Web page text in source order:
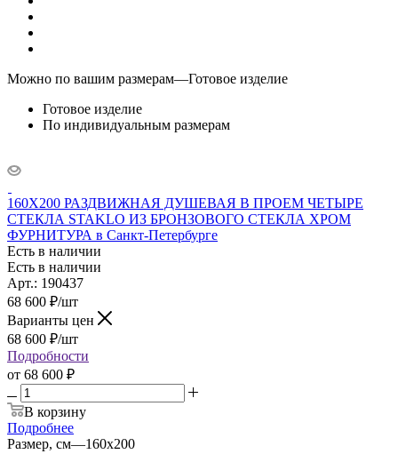
Можно по вашим размерам—Готовое изделие
Готовое изделие
По индивидуальным размерам
160X200 РАЗДВИЖНАЯ ДУШЕВАЯ В ПРОЕМ ЧЕТЫРЕ
СТЕКЛА STAKLO ИЗ БРОНЗОВОГО СТЕКЛА ХРОМ
ФУРНИТУРА в Санкт-Петербурге
Есть в наличии
Есть в наличии
Арт.: 190437
68 600 ₽/шт
Варианты цен
68 600 ₽/шт
Подробности
от 68 600 ₽
В корзину
Подробнее
Размер, см—160x200